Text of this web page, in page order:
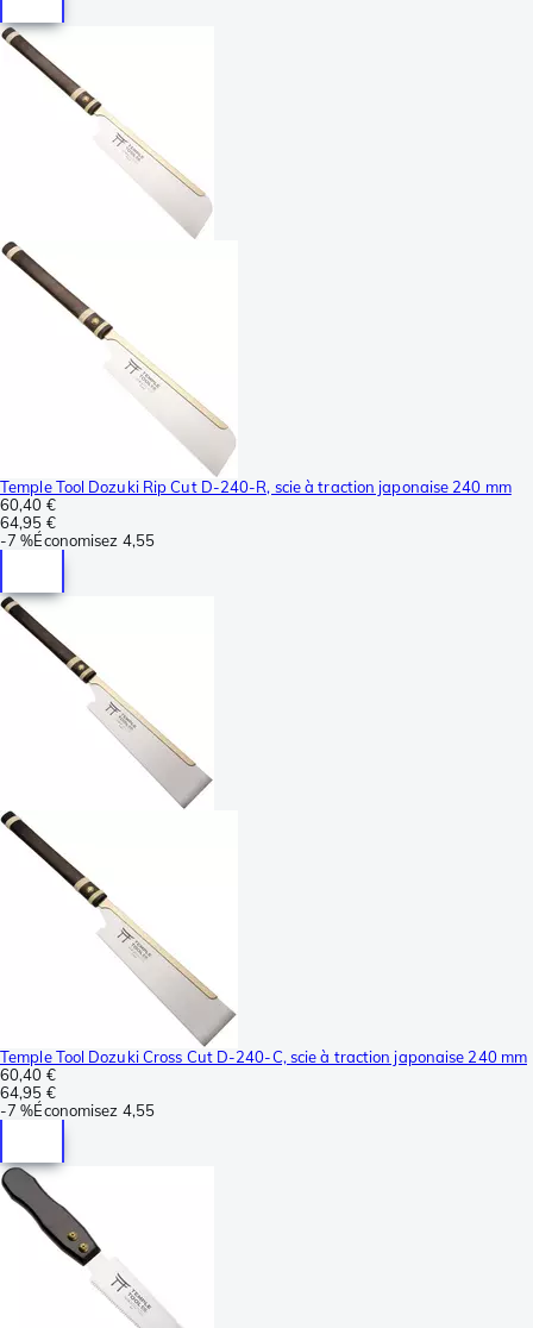
Temple Tool Dozuki Rip Cut D-240-R, scie à traction japonaise 240 mm
60,40 €
64,95 €
-7 %Économisez 4,55
Temple Tool Dozuki Cross Cut D-240-C, scie à traction japonaise 240 mm
60,40 €
64,95 €
-7 %Économisez 4,55